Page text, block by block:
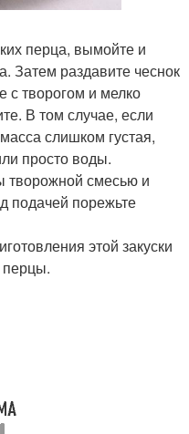
перца, вымойте и
Затем раздавите чеснок
с творогом и мелко
В том случае, если
слишком густая,
просто воды.
творожной смесью и
подачей порежьте
этой закуски
перцы.